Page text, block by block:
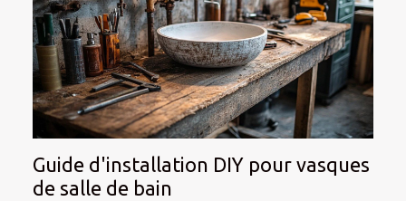
Guide d'installation DIY pour vasques
de salle de bain